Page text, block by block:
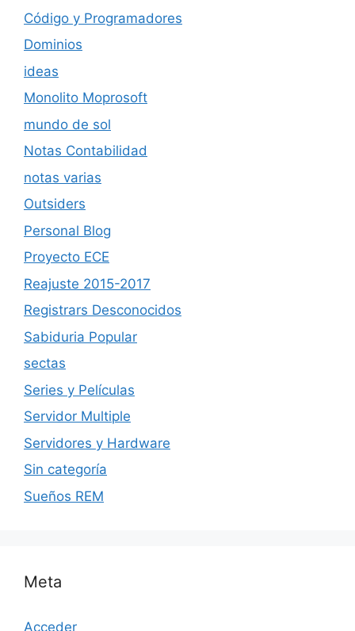
Código y Programadores
Dominios
ideas
Monolito Moprosoft
mundo de sol
Notas Contabilidad
notas varias
Outsiders
Personal Blog
Proyecto ECE
Reajuste 2015-2017
Registrars Desconocidos
Sabiduria Popular
sectas
Series y Películas
Servidor Multiple
Servidores y Hardware
Sin categoría
Sueños REM
Meta
Acceder